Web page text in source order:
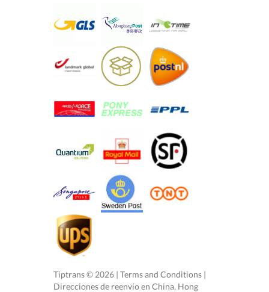
Tiptrans © 2026 | Terms and Conditions |
Direcciones de reenvío en China, Hong